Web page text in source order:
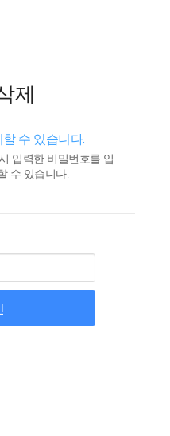
제
수 있습니다.
입력한 비밀번호를 입
수 있습니다.